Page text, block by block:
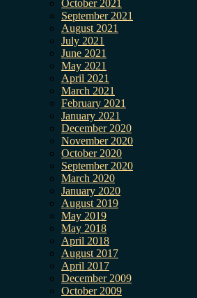
October 2021
September 2021
August 2021
July 2021
June 2021
May 2021
April 2021
March 2021
February 2021
January 2021
December 2020
November 2020
October 2020
September 2020
March 2020
January 2020
August 2019
May 2019
May 2018
April 2018
August 2017
April 2017
December 2009
October 2009